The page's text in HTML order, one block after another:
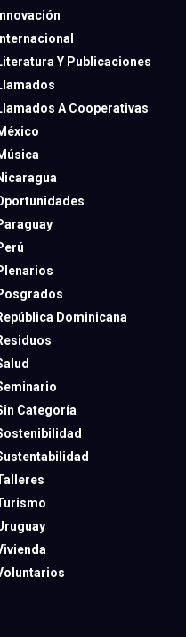
Innovación
Internacional
Y Publicaciones
A Cooperativas
Dominicana
Categoría